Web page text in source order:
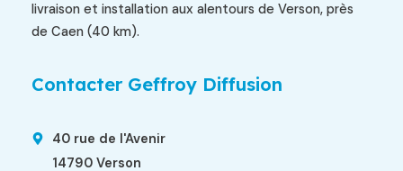
livraison et installation aux alentours de Verson, près
de Caen (40 km).
Contacter Geffroy Diffusion
40 rue de l'Avenir
14790 Verson